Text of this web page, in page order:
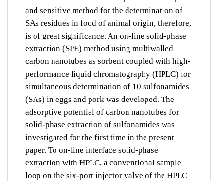
and sensitive method for the determination of
SAs residues in food of animal origin, therefore,
is of great significance. An on-line solid-phase
extraction (SPE) method using multiwalled
carbon nanotubes as sorbent coupled with high-
performance liquid chromatography (HPLC) for
simultaneous determination of 10 sulfonamides
(SAs) in eggs and pork was developed. The
adsorptive potential of carbon nanotubes for
solid-phase extraction of sulfonamides was
investigated for the first time in the present
paper. To on-line interface solid-phase
extraction with HPLC, a conventional sample
loop on the six-port injector valve of the HPLC